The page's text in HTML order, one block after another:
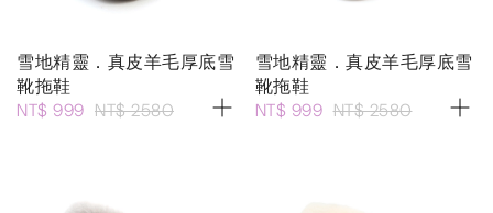
雪地精靈．真皮羊毛厚底雪
靴拖鞋
NT$ 999 NT$ 2580
雪地精靈．真皮羊毛厚底雪
靴拖鞋
NT$ 999 NT$ 2580